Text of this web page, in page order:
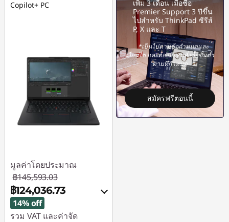
Copilot+ PC
มูลค่าโดยประมาณ
฿145,593.03
฿124,036.73
14% off
รวม VAT และค่าจัด
เพิ่ม 3 เดือน เมื่อซื้อ
Premier Support 3 ปีขึ้น
ไปสำหรับ ThinkPad ซีรีส์
P, X และ T
*เป็นไปตามข้อกำหนดและ
เงื่อนไข และต้องมียอดสั่งซื้อขั้นต่ำ
ตามที่กำหนด
สมัครฟรีตอนนี้